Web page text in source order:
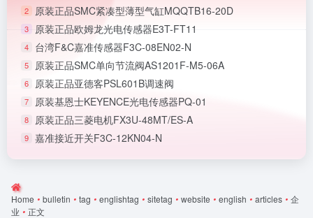
2 原装正品SMC紧凑型薄型气缸MQQTB16-20D
3 原装正品欧姆龙光电传感器E3T-FT11
4 台湾F&C嘉准传感器F3C-08EN02-N
5 原装正品SMC单向节流阀AS1201F-M5-06A
6 原装正品亚德客PSL601B调速阀
7 原装基恩士KEYENCE光电传感器PQ-01
8 原装正品三菱电机FX3U-48MT/ES-A
9 嘉准接近开关F3C-12KN04-N
Home • bulletin • tag • englishtag • sitetag • website • english • articles • 企
业 • 正文